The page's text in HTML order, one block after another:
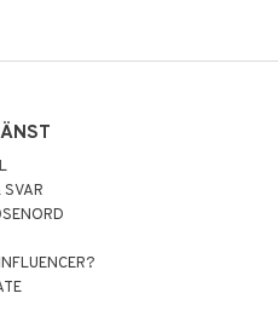
SVAR